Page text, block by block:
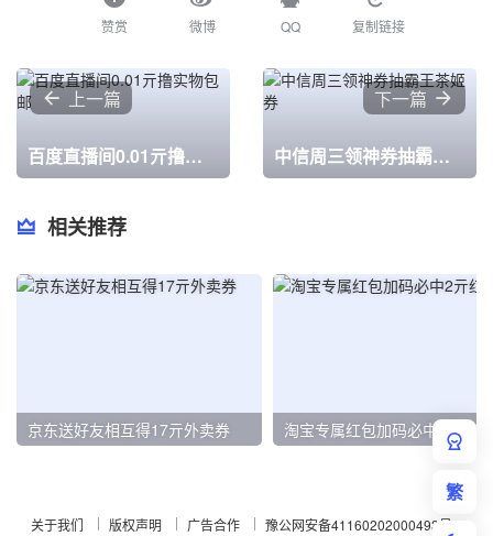
赞赏 微博 QQ 复制链接
上一篇
百度直播间0.01亓撸实物包邮
下一篇
中信周三领神券抽霸王茶姬券
相关推荐
京东送好友相互得17亓外卖券 淘宝专属红包加码必中2亓红包
关于我们 版权声明 广告合作 豫公网安备41160202000493号
繁